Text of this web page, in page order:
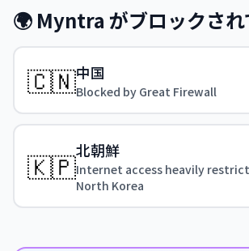
🌍 Myntra がブロックさ
🇨🇳中国
Blocked by Great Firewall
🇰🇵北朝鮮
Internet access heavily
North Korea